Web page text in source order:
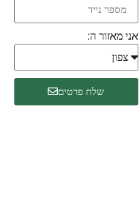
אני מאזור ה:
שלח פרטים